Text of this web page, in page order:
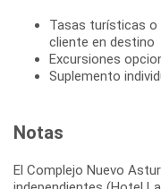
Tasas turísticas o
cliente en destino
Excursiones
Suplemento
Notas
El Complejo Nuevo